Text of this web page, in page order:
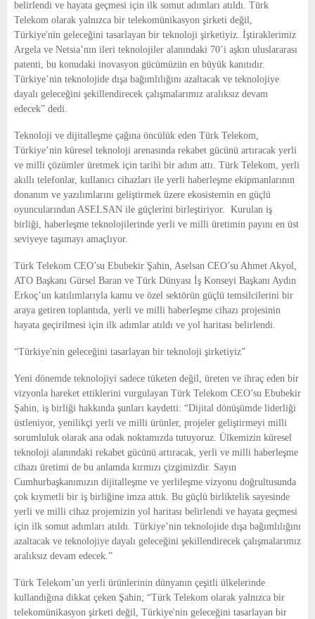
belirlendi ve hayata geçmesi için ilk somut adımları atıldı. Türk
Telekom olarak yalnızca bir telekomünikasyon şirketi değil,
Türkiye'nin geleceğini tasarlayan bir teknoloji şirketiyiz. İştiraklerimiz
Argela ve Netsia’nın ileri teknolojiler alanındaki 70’i aşkın uluslararası
patenti, bu konudaki inovasyon gücümüzün en büyük kanıtıdır.
Türkiye’nin teknolojide dışa bağımlılığını azaltacak ve teknolojiye
dayalı geleceğini şekillendirecek çalışmalarımız aralıksız devam
edecek” dedi.
Teknoloji ve dijitalleşme çağına öncülük eden Türk Telekom,
Türkiye’nin küresel teknoloji arenasında rekabet gücünü artıracak yerli
ve milli çözümler üretmek için tarihi bir adım attı. Türk Telekom, yerli
akıllı telefonlar, kullanıcı cihazları ile yerli haberleşme ekipmanlarının
donanım ve yazılımlarını geliştirmek üzere ekosistemin en güçlü
oyuncularından ASELSAN ile güçlerini birleştiriyor.  Kurulan iş
birliği, haberleşme teknolojilerinde yerli ve milli üretimin payını en üst
seviyeye taşımayı amaçlıyor.
Türk Telekom CEO’su Ebubekir Şahin, Aselsan CEO’su Ahmet Akyol,
ATO Başkanı Gürsel Baran ve Türk Dünyası İş Konseyi Başkanı Aydın
Erkoç’un katılımlarıyla kamu ve özel sektörün güçlü temsilcilerini bir
araya getiren toplantıda, yerli ve milli haberleşme cihazı projesinin
hayata geçirilmesi için ilk adımlar atıldı ve yol haritası belirlendi.
“Türkiye'nin geleceğini tasarlayan bir teknoloji şirketiyiz”
Yeni dönemde teknolojiyi sadece tüketen değil, üreten ve ihraç eden bir
vizyonla hareket ettiklerini vurgulayan Türk Telekom CEO’su Ebubekir
Şahin, iş birliği hakkında şunları kaydetti: “Dijital dönüşümde liderliği
üstleniyor, yenilikçi yerli ve milli ürünler, projeler geliştirmeyi milli
sorumluluk olarak ana odak noktamızda tutuyoruz. Ülkemizin küresel
teknoloji alanındaki rekabet gücünü artıracak, yerli ve milli haberleşme
cihazı üretimi de bu anlamda kırmızı çizgimizdir. Sayın
Cumhurbaşkanımızın dijitalleşme ve yerlileşme vizyonu doğrultusunda
çok kıymetli bir iş birliğine imza attık. Bu güçlü birliktelik sayesinde
yerli ve milli cihaz projemizin yol haritası belirlendi ve hayata geçmesi
için ilk somut adımları atıldı. Türkiye’nin teknolojide dışa bağımlılığını
azaltacak ve teknolojiye dayalı geleceğini şekillendirecek çalışmalarımız
aralıksız devam edecek.”
Türk Telekom’un yerli ürünlerinin dünyanın çeşitli ülkelerinde
kullandığına dikkat çeken Şahin; “Türk Telekom olarak yalnızca bir
telekomünikasyon şirketi değil, Türkiye'nin geleceğini tasarlayan bir